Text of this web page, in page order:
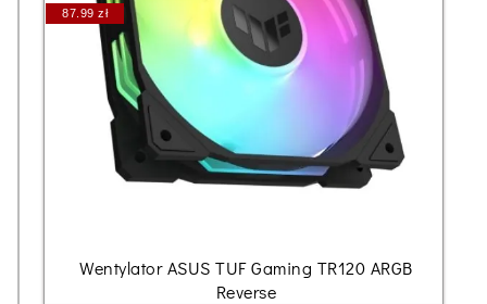
87.99 zł
Wentylator ASUS TUF Gaming TR120 ARGB
Reverse